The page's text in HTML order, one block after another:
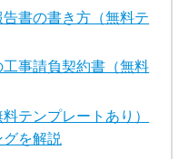
告書の書き方（無料テ
事請負契約書（無料
テンプレートあり）
を解説